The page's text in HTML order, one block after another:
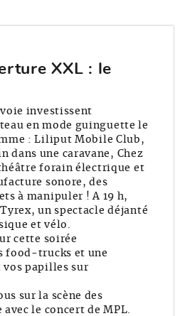
XXL : le
investissent
en mode guinguette le
: Liliput Mobile Club,
dans une caravane, Chez
forain électrique et
sonore, des
à manipuler ! A 19 h,
un spectacle déjanté
et vélo.
cette soirée
food-trucks et une
papilles sur
sur la scène des
avec le concert de MPL.